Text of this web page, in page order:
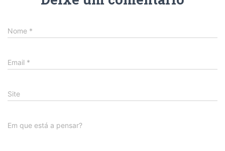
Nome *
Email *
Site
Em que está a pensar?